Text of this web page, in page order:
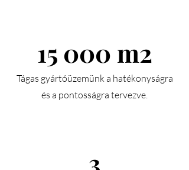
15 000 m2
Tágas gyártóüzemünk a hatékonyságra
és a pontosságra tervezve.
3